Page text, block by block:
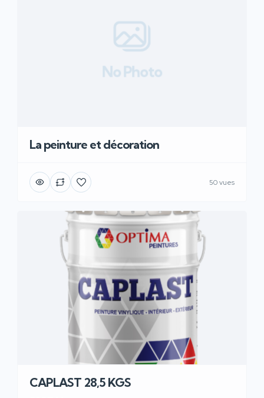
No Photo
La peinture et décoration
50 vues
CAPLAST 28,5 KGS